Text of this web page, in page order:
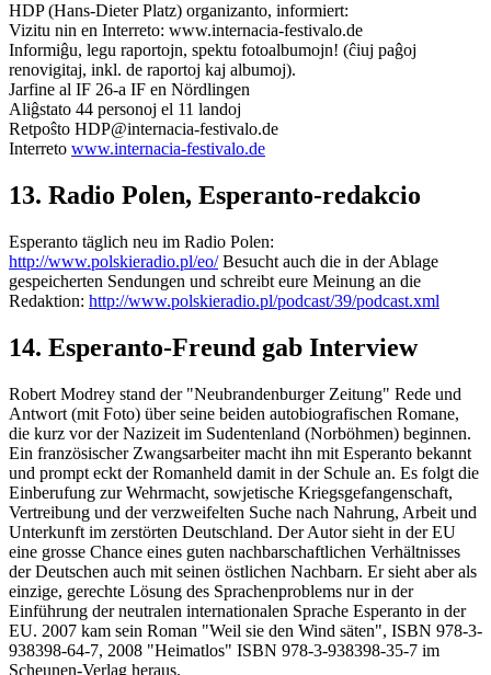
HDP (Hans-Dieter Platz) organizanto, informiert:
Vizitu nin en Interreto: www.internacia-festivalo.de
Informiĝu, legu raportojn, spektu fotoalbumojn! (ĉiuj paĝoj
renovigitaj, inkl. de raportoj kaj albumoj).
Jarfine al IF 26-a IF en Nördlingen
Aliĝstato 44 personoj el 11 landoj
Retpoŝto HDP@internacia-festivalo.de
Interreto www.internacia-festivalo.de
13. Radio Polen, Esperanto-redakcio
Esperanto täglich neu im Radio Polen:
http://www.polskieradio.pl/eo/Besucht auch die in der Ablage
gespeicherten Sendungen und schreibt eure Meinung an die
Redaktion: http://www.polskieradio.pl/podcast/39/podcast.xml
14. Esperanto-Freund gab Interview
Robert Modrey stand der "Neubrandenburger Zeitung" Rede und
Antwort (mit Foto) über seine beiden autobiografischen Romane,
die kurz vor der Nazizeit im Sudentenland (Norböhmen) beginnen.
Ein französischer Zwangsarbeiter macht ihn mit Esperanto bekannt
und prompt eckt der Romanheld damit in der Schule an. Es folgt die
Einberufung zur Wehrmacht, sowjetische Kriegsgefangenschaft,
Vertreibung und der verzweifelten Suche nach Nahrung, Arbeit und
Unterkunft im zerstörten Deutschland. Der Autor sieht in der EU
eine grosse Chance eines guten nachbarschaftlichen Verhältnisses
der Deutschen auch mit seinen östlichen Nachbarn. Er sieht aber als
einzige, gerechte Lösung des Sprachenproblems nur in der
Einführung der neutralen internationalen Sprache Esperanto in der
EU. 2007 kam sein Roman "Weil sie den Wind säten", ISBN 978-3-
938398-64-7, 2008 "Heimatlos" ISBN 978-3-938398-35-7 im
Scheunen-Verlag heraus.